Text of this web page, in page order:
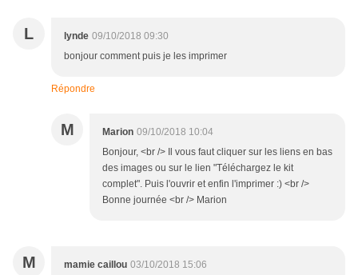
L lynde 09/10/2018 09:30
bonjour comment puis je les imprimer
Répondre
M Marion 09/10/2018 10:04
Bonjour, <br /> Il vous faut cliquer sur les liens en bas
des images ou sur le lien "Téléchargez le kit
complet". Puis l'ouvrir et enfin l'imprimer :) <br />
Bonne journée <br /> Marion
M mamie caillou 03/10/2018 15:06